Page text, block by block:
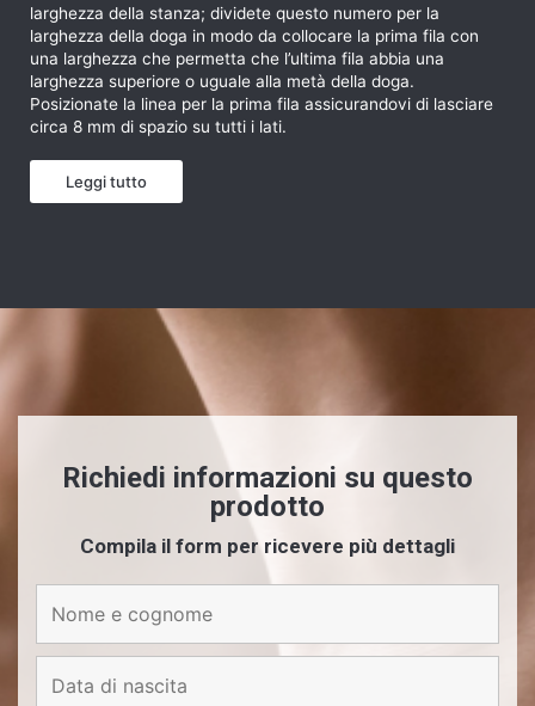
larghezza della stanza; dividete questo numero per la
larghezza della doga in modo da collocare la prima fila con
una larghezza che permetta che l’ultima fila abbia una
larghezza superiore o uguale alla metà della doga.
Posizionate la linea per la prima fila assicurandovi di lasciare
circa 8 mm di spazio su tutti i lati.
Leggi tutto
Richiedi informazioni su questo
prodotto
Compila il form per ricevere più dettagli